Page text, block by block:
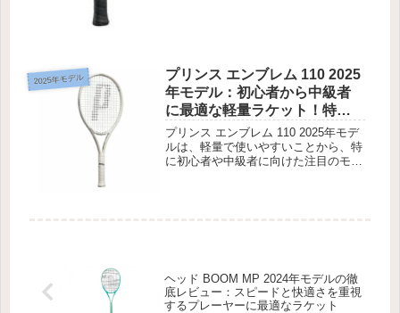
2025年モデル
プリンス エンブレム 110 2025
年モデル：初心者から中級者
に最適な軽量ラケット！特徴
や口コミを徹底解説
プリンス エンブレム 110 2025年モデ
ルは、軽量で使いやすいことから、特
に初心者や中級者に向けた注目のモデ
ヘッド BOOM MP 2024年モデルの徹
底レビュー：スピードと快適さを重視
するプレーヤーに最適なラケット